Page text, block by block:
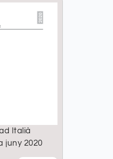
Italià
juny 2020